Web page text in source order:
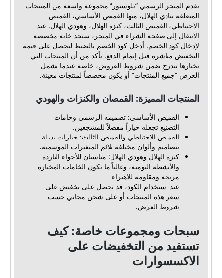
يقدم المتجر الرسمي “بلوستور” مجموعة واسعة من المنتجات
المتعلقة بنادي الهلال، منها القميص الأساسي، القميص
الاحتياطي، القميص الثالث، كنزة الهلال، وهودي الهلال. عند
الانتقال إلى صفحة الشراء في المتجر، ستجد خانة مخصصة
لإدخال كود الخصم. أدخل كود الخصم بالضبط لتحصل على قيمة
التخفيض مباشرة قبل إتمام الدفع. تأكد من أن المنتجات التي
تختارها تندرج ضمن شروط العروض، خاصة عندما يشمل
العرض “جميع المنتجات” أو يكون مخصصاً لمنتجات معينة.
المنتجات المميزة: القمصان والكنزات والهودي
القميص الأساسي: تصميمه الرسمي وخامات
التصنيع تجعله خياراً مفضلاً للمشجعين.
القميص الاحتياطي والقميص الثالث: خيارات بديلة
بتصاميم وألوان مختلفة تلائم المتغيرات الموسمية.
كنزة الهلال وهودي الهلال: مناسبان للأجواء الباردة
والأنشطة اليومية، وغالباً ما تكون الخامات المختارة
مريحة ومقاومة للاهتراء.
عند استخدام الكود، قد تحصل على تخفيض على
سعر هذه المنتجات أو على شحن مجاني حسب
شروط العرض.
سبحات ومجموعات خاصة: كيف
تستفيد من التخفيضات على
الاكسسوارات